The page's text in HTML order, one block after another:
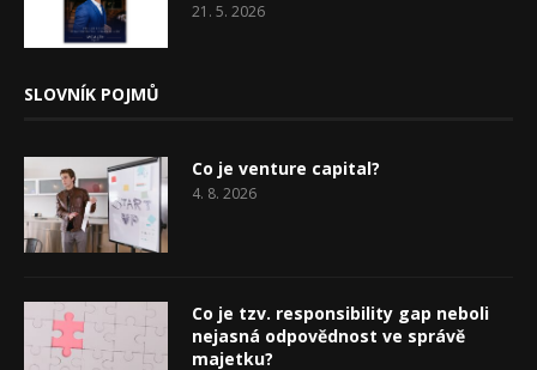
21. 5. 2026
SLOVNÍK POJMŮ
Co je venture capital?
4. 8. 2026
Co je tzv. responsibility gap neboli
nejasná odpovědnost ve správě
majetku?